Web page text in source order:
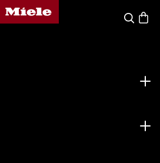
Page d'accueil de Miele
Panier